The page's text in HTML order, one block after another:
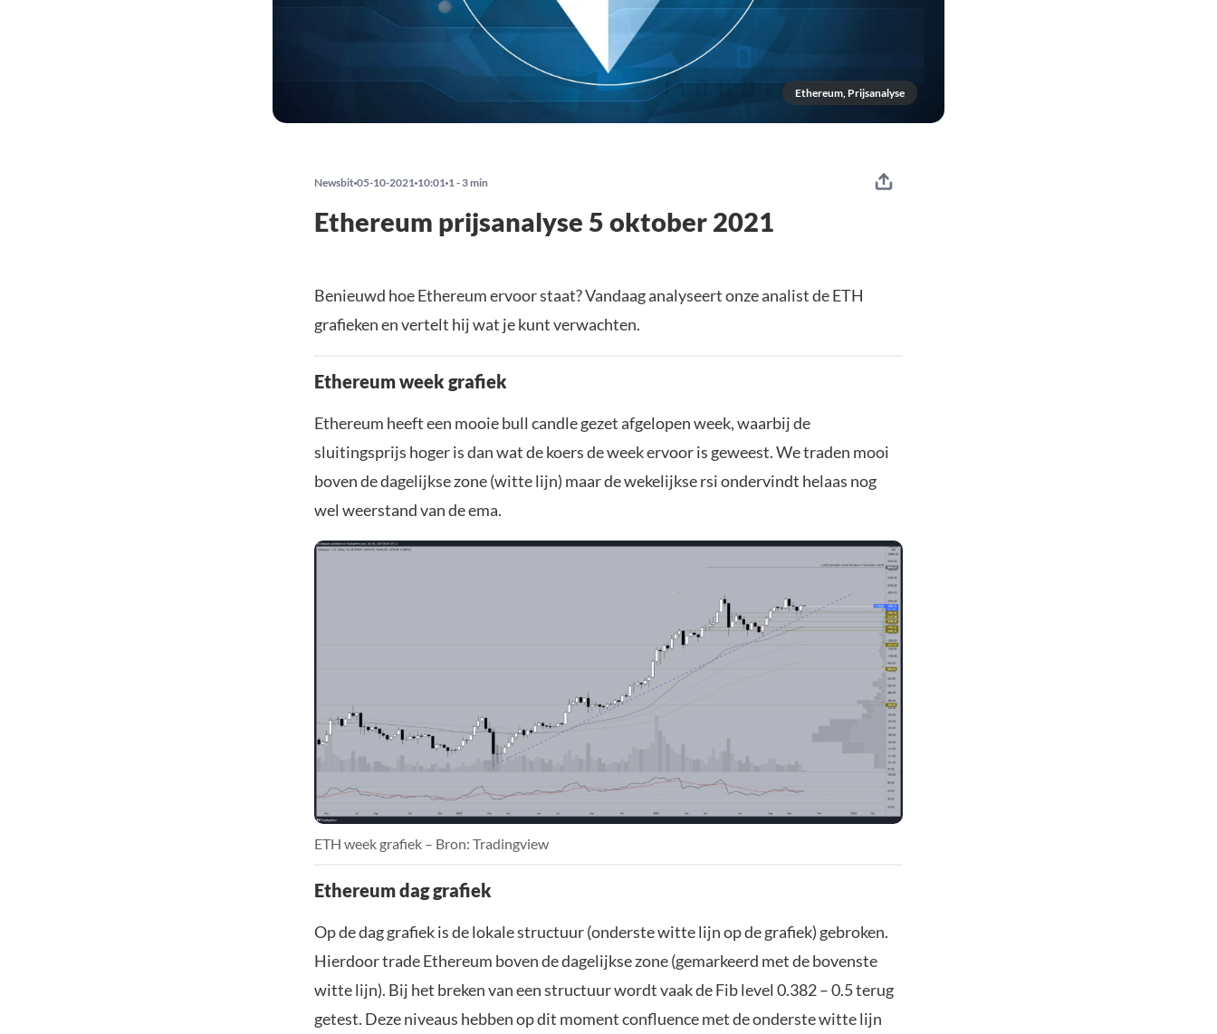
Ethereum, Prijsanalyse
Newsbit 05-10-2021 10:01 1 - 3 min
Ethereum prijsanalyse 5 oktober 2021
Benieuwd hoe Ethereum ervoor staat? Vandaag analyseert onze analist de ETH
grafieken en vertelt hij wat je kunt verwachten.
Ethereum week grafiek
Ethereum heeft een mooie bull candle gezet afgelopen week, waarbij de
sluitingsprijs hoger is dan wat de koers de week ervoor is geweest. We traden mooi
boven de dagelijkse zone (witte lijn) maar de wekelijkse rsi ondervindt helaas nog
wel weerstand van de ema.
ETH week grafiek – Bron: Tradingview
Ethereum dag grafiek
Op de dag grafiek is de lokale structuur (onderste witte lijn op de grafiek) gebroken.
Hierdoor trade Ethereum boven de dagelijkse zone (gemarkeerd met de bovenste
witte lijn). Bij het breken van een structuur wordt vaak de Fib level 0.382 – 0.5 terug
getest. Deze niveaus hebben op dit moment confluence met de onderste witte lijn